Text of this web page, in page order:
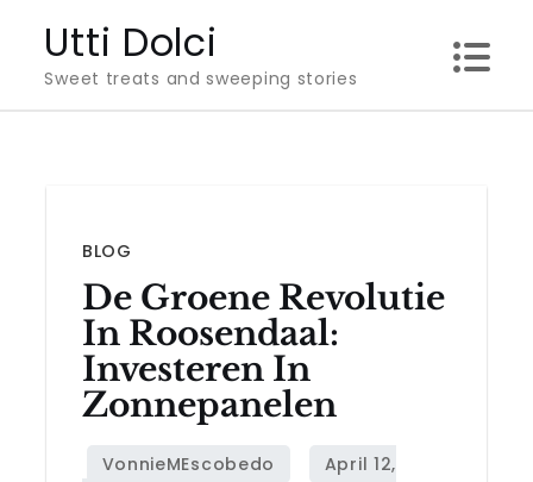
content
Utti Dolci
Sweet treats and sweeping stories
BLOG
De Groene Revolutie
In Roosendaal:
Investeren In
Zonnepanelen